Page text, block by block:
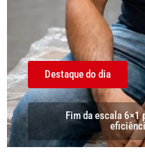
Destaque do dia
Fim da escala